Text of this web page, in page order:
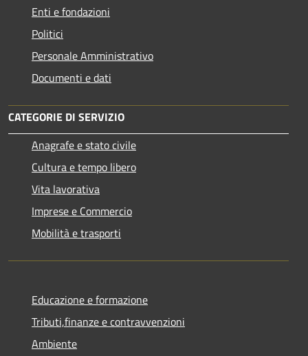
Enti e fondazioni
Politici
Personale Amministrativo
Documenti e dati
CATEGORIE DI SERVIZIO
Anagrafe e stato civile
Cultura e tempo libero
Vita lavorativa
Imprese e Commercio
Mobilità e trasporti
Educazione e formazione
Tributi,finanze e contravvenzioni
Ambiente